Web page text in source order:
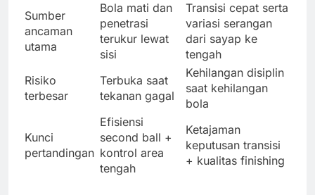
Sumber
ancaman
utama
Bola mati dan
penetrasi
terukur lewat
sisi
Transisi cepat serta
variasi serangan
dari sayap ke
tengah
Risiko
terbesar
Terbuka saat
tekanan gagal
Kehilangan disiplin
saat kehilangan
bola
Kunci
pertandingan
Efisiensi
second ball +
kontrol area
tengah
Ketajaman
keputusan transisi
+ kualitas finishing